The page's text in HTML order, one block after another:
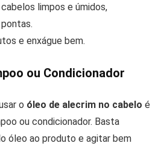
limpos e úmidos,
e enxágue bem.
ou Condicionador
o óleo de alecrim no cabelo é
ou condicionador. Basta
óleo ao produto e agitar bem